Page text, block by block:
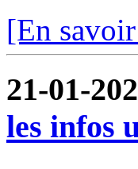
[En
21-01-
les infos